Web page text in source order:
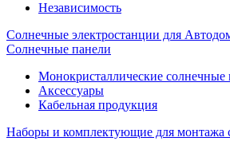
Независимость
Солнечные электростанции для
Солнечные панели
Монокристаллические солнечные
Аксессуары
Кабельная продукция
Наборы и комплектующие для монтажа